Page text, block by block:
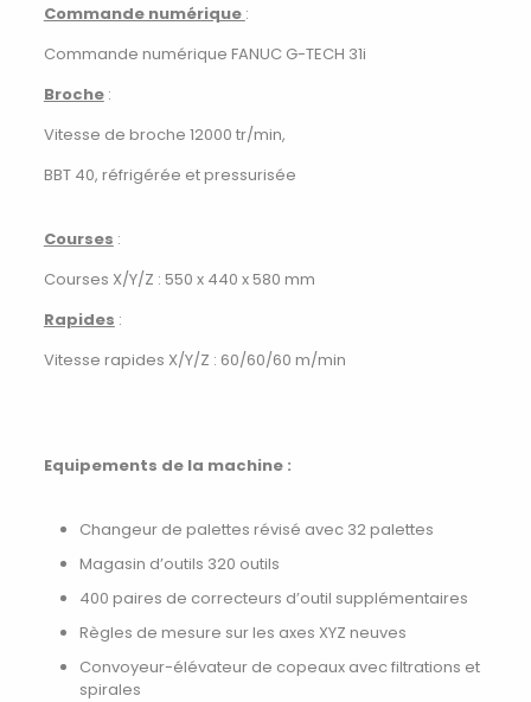
Commande numérique :
Commande numérique FANUC G-TECH 31i
Broche:
Vitesse de broche 12000 tr/min,
BBT 40, réfrigérée et pressurisée
Courses :
Courses X/Y/Z : 550 x 440 x 580 mm
Rapides :
Vitesse rapides X/Y/Z : 60/60/60 m/min
Equipements de la machine :
Changeur de palettes révisé avec 32 palettes
Magasin d’outils 320 outils
400 paires de correcteurs d’outil supplémentaires
Règles de mesure sur les axes XYZ neuves
Convoyeur-élévateur de copeaux avec filtrations et
spirales